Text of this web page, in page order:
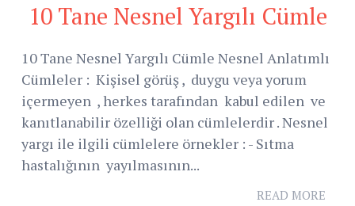
10 Tane Nesnel Yargılı Cümle
10 Tane Nesnel Yargılı Cümle Nesnel Anlatımlı
Cümleler : Kişisel görüş , duygu veya yorum
içermeyen , herkes tarafından kabul edilen ve
kanıtlanabilir özelliği olan cümlelerdir . Nesnel
yargı ile ilgili cümlelere örnekler : - Sıtma
hastalığının yayılmasının...
READ MORE